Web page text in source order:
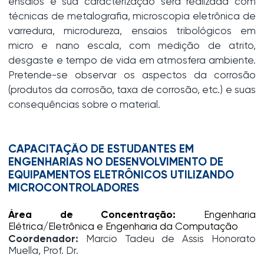
ensaios e sua caracterização será realizada com
técnicas de metalografia, microscopia eletrônica de
varredura, microdureza, ensaios tribológicos em
micro e nano escala, com medição de atrito,
desgaste e tempo de vida em atmosfera ambiente.
Pretende-se observar os aspectos da corrosão
(produtos da corrosão, taxa de corrosão, etc.) e suas
consequências sobre o material.
CAPACITAÇÃO DE ESTUDANTES EM
ENGENHARIAS NO DESENVOLVIMENTO DE
EQUIPAMENTOS ELETRÔNICOS UTILIZANDO
MICROCONTROLADORES
Área de Concentração: Engenharia
Elétrica/Eletrônica e Engenharia da Computação
Coordenador: Marcio Tadeu de Assis Honorato
Muella, Prof. Dr.